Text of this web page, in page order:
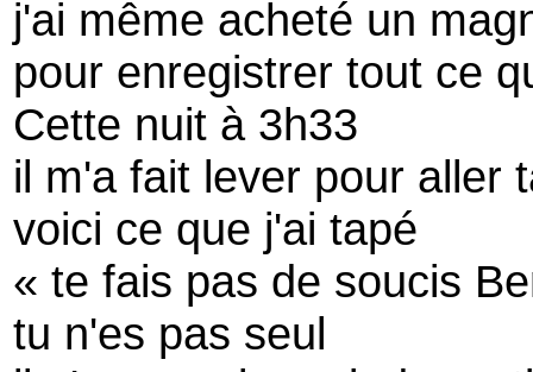
j'ai même acheté un
pour enregistrer tout ce
Cette nuit à 3h33
il m'a fait lever pour aller
voici ce que j'ai tapé
« te fais pas de soucis
tu n'es pas seul